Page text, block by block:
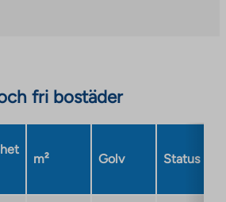
fri bostäder
m² Golv Status